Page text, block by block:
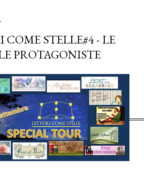
STELLE#4 - LE
PROTAGONISTE